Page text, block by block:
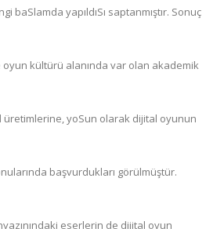
baSlamda yapıldıSı saptanmıştır. Sonuç
kültürü alanında var olan akademik
yoSun olarak dijital oyunun
başvurdukları görülmüştür.
eserlerin de dijital oyun